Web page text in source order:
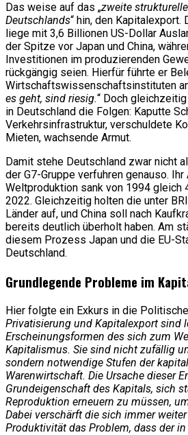
Das weise auf das „zweite
Deutschlands“ hin, den Kapitalexport.
liege mit 3,6 Billionen US-Dollar
der Spitze vor Japan und China,
Investitionen im produzierenden
rückgängig seien. Hierfür führte er
Wirtschaftswissenschaftsinstituten
es geht, sind riesig.“ Doch
in Deutschland die Folgen: Kaputte
Verkehrsinfrastruktur, verschuldete
Mieten, wachsende Armut.
Damit stehe Deutschland zwar nicht
der G7-Gruppe verfuhren genauso. Ihr
Weltproduktion sank von 1994 gleich
2022. Gleichzeitig holten die unter
Länder auf, und China soll nach
bereits deutlich überholt haben. Am
diesem Prozess Japan und die EU-
Deutschland.
Grundlegende Probleme im
Hier folgte ein Exkurs in die
Privatisierung und Kapitalexport sind
Erscheinungsformen des sich zum
Kapitalismus. Sie sind nicht zufällig
sondern notwendige Stufen der
Warenwirtschaft. Die Ursache dieser
Grundeigenschaft des Kapitals, sich
Reproduktion erneuern zu müssen,
Dabei verschärft die sich immer
Produktivität das Problem, dass der